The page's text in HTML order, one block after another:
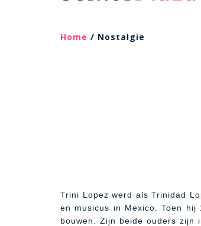
Home / Nostalgie
Trini Lopez werd als Trinidad
en musicus in Mexico. Toen
bouwen. Zijn beide ouders zijn